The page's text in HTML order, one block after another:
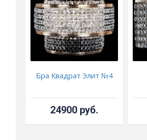
Бра Квадрат Элит №4
24900 руб.